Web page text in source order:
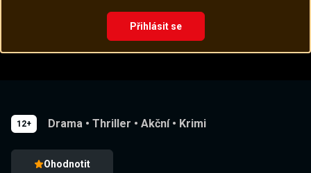
Přihlásit se
12+ Drama • Thriller • Akční • Krimi
Ohodnotit